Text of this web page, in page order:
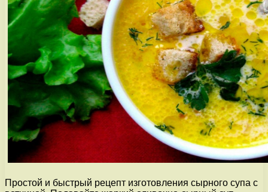
Простой и быстрый рецепт изготовления сырного супа с